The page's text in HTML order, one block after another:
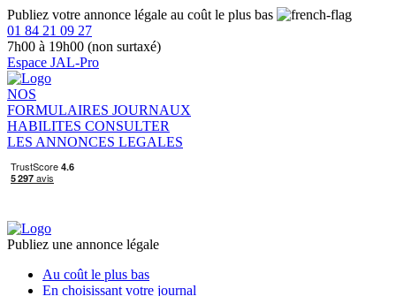
Publiez votre annonce légale au coût le plus bas
01 84 21 09 27
7h00 à 19h00 (non surtaxé)
Espace JAL-Pro
NOS
FORMULAIRES JOURNAUX
HABILITES CONSULTER
LES ANNONCES LEGALES
Publiez une annonce légale
Au coût le plus bas
En choisissant votre journal